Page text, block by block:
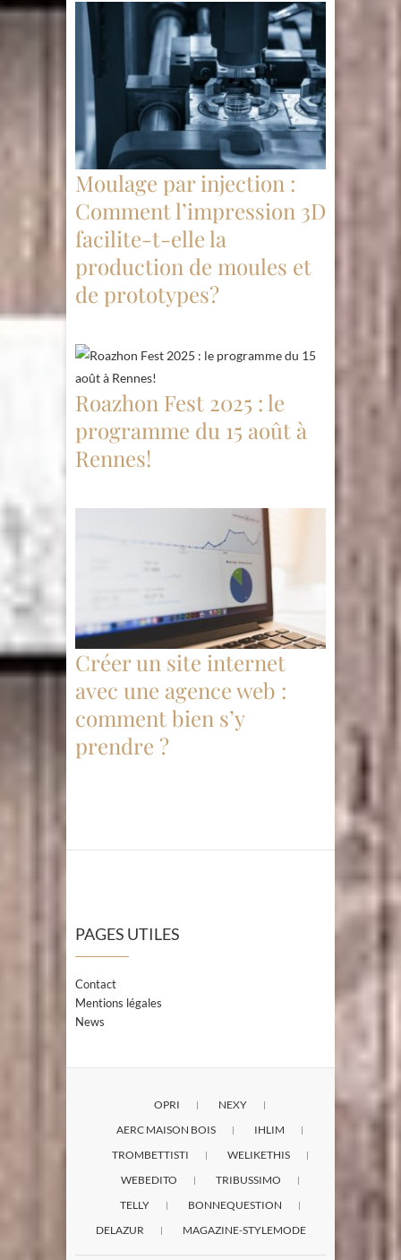
Moulage par injection :
Comment l’impression 3D
facilite-t-elle la
production de moules et
de prototypes?
Roazhon Fest 2025 : le
programme du 15 août à
Rennes!
Créer un site internet
avec une agence web :
comment bien s’y
prendre ?
PAGES UTILES
Contact
Mentions légales
News
OPRI
NEXY
AERC MAISON BOIS
IHLIM
TROMBETTISTI
WELIKETHIS
WEBEDITO
TRIBUSSIMO
TELLY
BONNEQUESTION
DELAZUR
MAGAZINE-STYLEMODE